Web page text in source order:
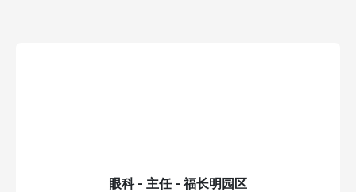
眼科 - 主任 - 福长明园区